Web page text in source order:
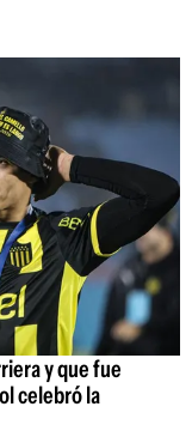
y que fue
celebró la